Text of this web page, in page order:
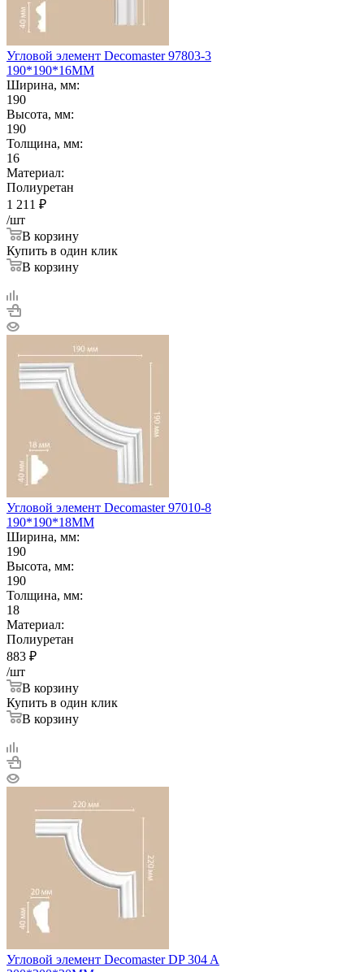
Угловой элемент Decomaster 97803-3
190*190*16ММ
Ширина, мм:
190
Высота, мм:
190
Толщина, мм:
16
Материал:
Полиуретан
1 211 ₽
/шт
В корзину
Купить в один клик
В корзину
Угловой элемент Decomaster 97010-8
190*190*18ММ
Ширина, мм:
190
Высота, мм:
190
Толщина, мм:
18
Материал:
Полиуретан
883 ₽
/шт
В корзину
Купить в один клик
В корзину
Угловой элемент Decomaster DP 304 A